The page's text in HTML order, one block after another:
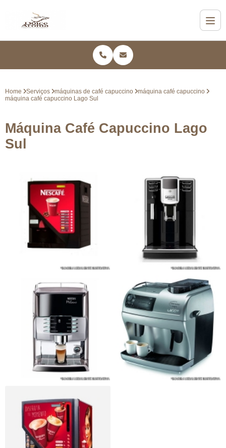
Home Serviços máquinas de café capuccino
máquina café capuccino
máquina café capuccino Lago Sul
Máquina Café Capuccino Lago
Sul